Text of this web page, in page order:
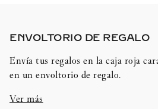
ENVOLTORIO DE REGALO​
Envía tus regalos en la caja roja
en un envoltorio de regalo.
Ver más